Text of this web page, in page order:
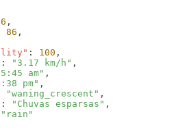
86
: 100
: "3.17 km/h"
am"
pm"
"waning_crescent"
: "Chuvas esparsas"